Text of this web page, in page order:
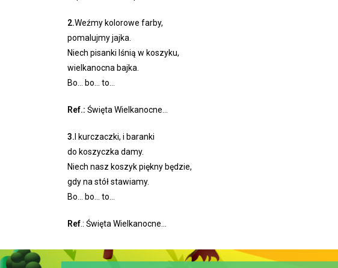
2.Weźmy kolorowe farby,
pomalujmy jajka.
Niech pisanki lśnią w koszyku,
wielkanocna bajka.
Bo… bo… to…
Ref.: Święta Wielkanocne…
3. I kurczaczki, i baranki
do koszyczka damy.
Niech nasz koszyk piękny będzie,
gdy na stół stawiamy.
Bo… bo… to…
Ref.: Święta Wielkanocne…